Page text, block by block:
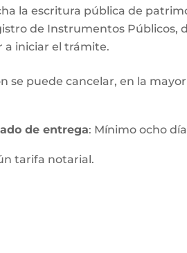
la escritura pública de
de Instrumentos Públicos,
a iniciar el trámite.
se puede cancelar, en la
de entrega: Mínimo ocho
tarifa notarial.